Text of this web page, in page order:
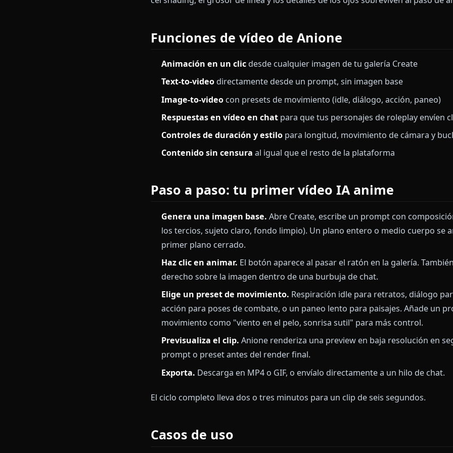
importa tanto o más en anime, porque el cel-shading plano y los
fácilmente en una papilla 3D si el sampler no está ajustado al
El pipeline de Anione está entrenado específicamente con
cel shading, el grosor de línea y los detalles de los ojos sobreviven
Funciones de vídeo de Anione
Text-to-videodirectamente desde un prompt, sin imagen base
Image-to-video con presets de movimiento (idle, diálogo,
Respuestas en vídeo en chat para que tus personajes de
Controles de duración y estilo
Contenido sin censura al igual que el resto de la plataforma
Paso a paso: tu primer vídeo IA anime
Genera una imagen base.Abre Create, escribe un prompt
los tercios, sujeto claro, fondo limpio). Un plano entero o
primer plano cerrado.
Haz clic en animar.
El botón aparece al pasar el ratón en la
Elige un preset de movimiento.
acción para poses de combate, o un paneo lento para